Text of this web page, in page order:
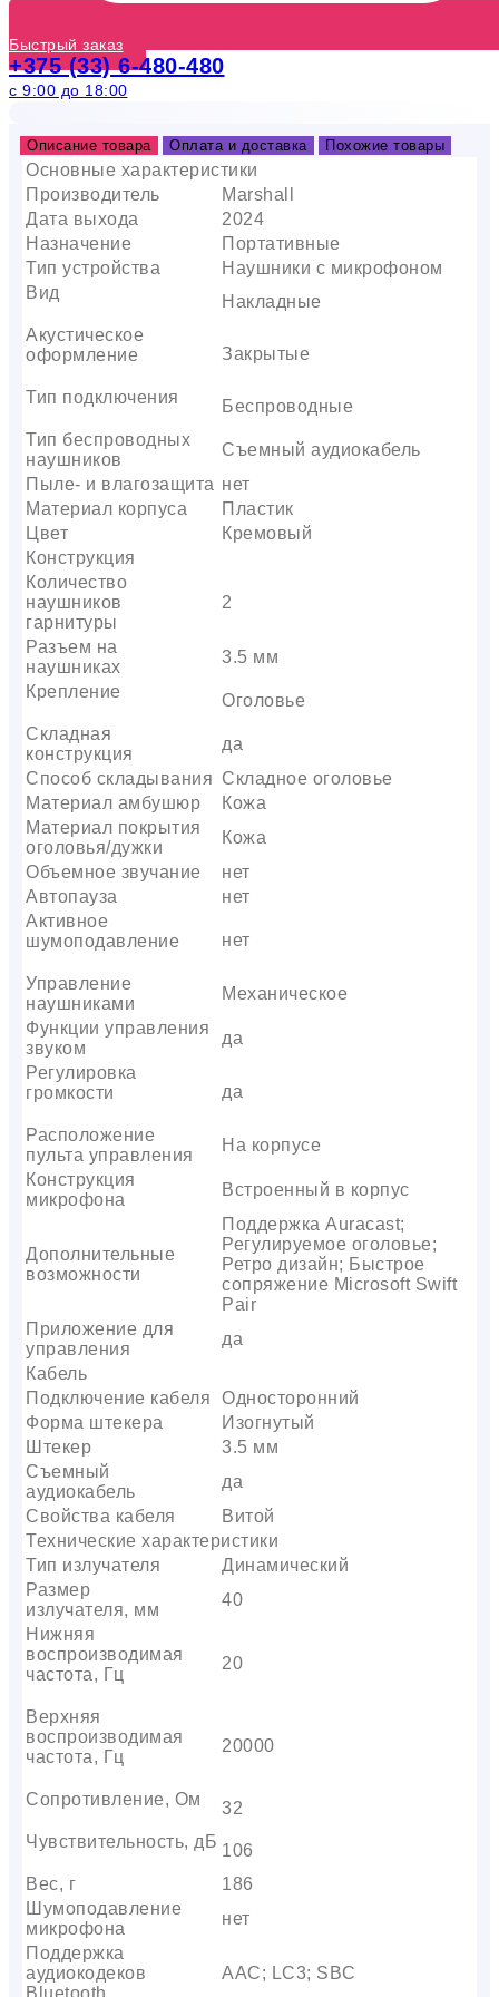
Быстрый заказ
+375 (33) 6-480-480
с 9:00 до 18:00
Описание товара Оплата и доставка Похожие товары
Основные характеристики
Производитель
Marshall
Дата выхода
2024
Назначение
Портативные
Тип устройства
Наушники с микрофоном
Вид
Накладные
Акустическое
оформление
Закрытые
Тип подключения
Беспроводные
Тип беспроводных
наушников
Съемный аудиокабель
Пыле- и влагозащита нет
Материал корпуса
Пластик
Цвет
Кремовый
Конструкция
Количество
наушников
гарнитуры
2
Разъем на
наушниках
3.5 мм
Крепление
Оголовье
Складная
конструкция
да
Способ складывания Складное оголовье
Материал амбушюр
Кожа
Материал покрытия
оголовья/дужки
Кожа
Объемное звучание
нет
Автопауза
нет
Активное
шумоподавление
нет
Управление
наушниками
Механическое
Функции управления
звуком
да
Регулировка
громкости
да
Расположение
пульта управления
На корпусе
Конструкция
микрофона
Встроенный в корпус
Дополнительные
возможности
Поддержка Auracast;
Регулируемое оголовье;
Ретро дизайн; Быстрое
сопряжение Microsoft Swift
Pair
Приложение для
управления
да
Кабель
Подключение кабеля
Односторонний
Форма штекера
Изогнутый
Штекер
3.5 мм
Съемный
аудиокабель
да
Свойства кабеля
Витой
Технические характеристики
Тип излучателя
Динамический
Размер
излучателя, мм
40
Нижняя
воспроизводимая
частота, Гц
20
Верхняя
воспроизводимая
частота, Гц
20000
Сопротивление, Ом
32
Чувствительность, дБ 106
Вес, г
186
Шумоподавление
микрофона
нет
Поддержка
аудиокодеков
Bluetooth
AAC; LC3; SBC